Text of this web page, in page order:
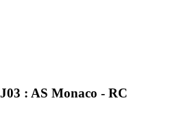
: AS Monaco - RC